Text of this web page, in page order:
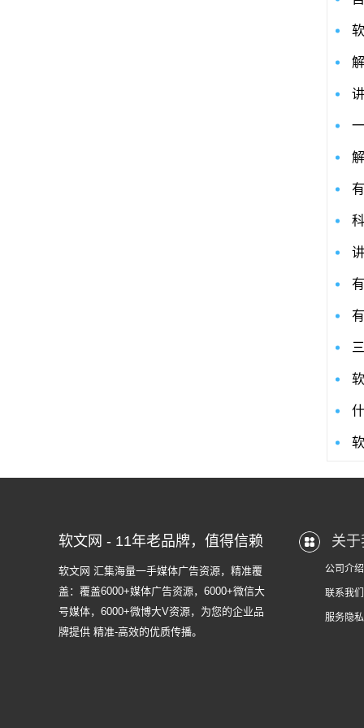
软文网 - 11年老品牌，值得信赖
软文网 汇集海量一手媒体广告资源，精准覆
盖：覆盖6000+媒体广告资源，6000+微信大
号媒体，6000+微博大V资源，为您的企业品
牌提供 精准-高效的优质传播。
关
公司介绍
联系我们
服务隐私